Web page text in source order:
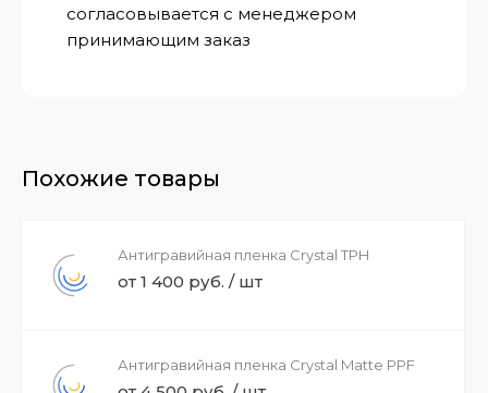
согласовывается с менеджером
принимающим заказ
Похожие товары
Антигравийная пленка Crystal TPH
от 1 400 руб. / шт
Антигравийная пленка Crystal Matte PPF